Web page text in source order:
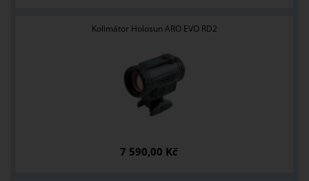
Kolimátor Holosun ARO EVO RD2
7 590,00 Kč